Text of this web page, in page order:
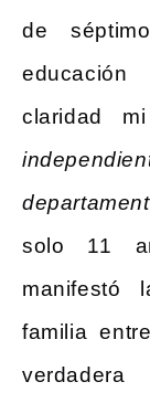
de
claridad
solo 11
manifestó
familia